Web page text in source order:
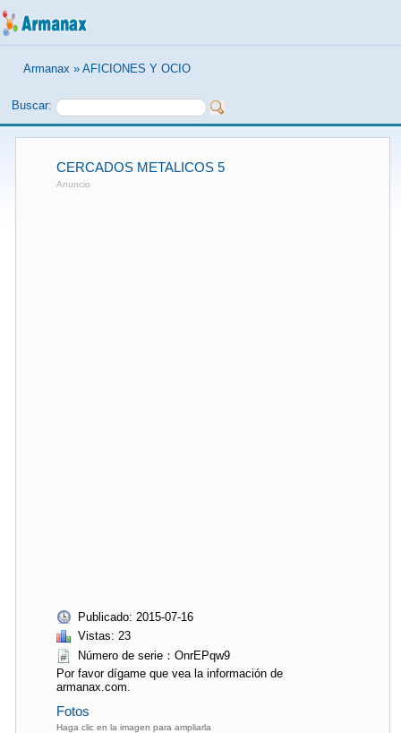
Armanax » AFICIONES Y OCIO
Buscar:
CERCADOS METALICOS 5
Anuncio
Publicado: 2015-07-16
Vistas: 23
Número de serie：OnrEPqw9
Por favor dígame que vea la información de
armanax.com.
Fotos
Haga clic en la imagen para ampliarla